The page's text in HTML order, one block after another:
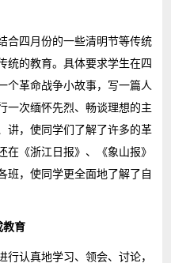
合四月份的一些清明节等传统
统的教育。具体要求学生在四
个革命战争小故事，写一篇人
一次缅怀先烈、畅谈理想的主
讲，使同学们了解了许多的革
《浙江日报》、《象山报》
班，使同学更全面地了解了自
教育
认真地学习、领会、讨论，